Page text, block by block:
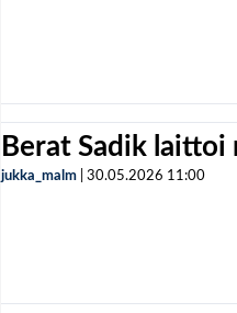
Berat Sadik laittoi
jukka_malm 30.05.2026 11:00